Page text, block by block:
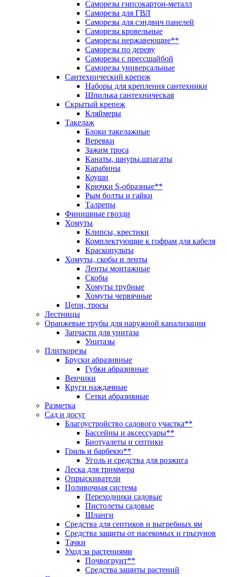
Саморезы гипсокартон-металл
Саморезы для ГВЛ
Саморезы для сэндвич панелей
Саморезы кровельные
Саморезы нержавеющие**
Саморезы по дереву
Саморезы с прессшайбой
Саморезы универсальные
Сантехнический крепеж
Наборы для крепления сантехники
Шпилька сантехническая
Скрытый крепеж
Кляймеры
Такелаж
Блоки такелажные
Веревки
Зажим троса
Канаты, шнуры.шпагаты
Карабины
Коуши
Крючки S-образные**
Рым болты и гайки
Талрепы
Финишные гвозди
Хомуты
Клипсы, крестики
Комплектующие к гофрам для кабеля
Краскопульты
Хомуты, скобы и ленты
Ленты монтажные
Скобы
Хомуты трубные
Хомуты червячные
Цепи, тросы
Лестницы
Оранжевые трубы для наружной канализации
Запчасти для унитаза
Унитазы
Плиткорезы
Бруски абразивные
Губки абразивные
Венчики
Круги наждачные
Сетки абразивные
Разметка
Сад и досуг
Благоустройство садового участка**
Бассейны и аксессуары**
Биотуалеты и септики
Гриль и барбекю**
Уголь и средства для розжига
Леска для триммера
Опрыскиватели
Поливочная система
Переходники садовые
Пистолеты садовые
Шланги
Средства для септиков и выгребных ям
Средства защиты от насекомых и грызунов
Тачки
Уход за растениями
Почвогрунт**
Средства защиты растений